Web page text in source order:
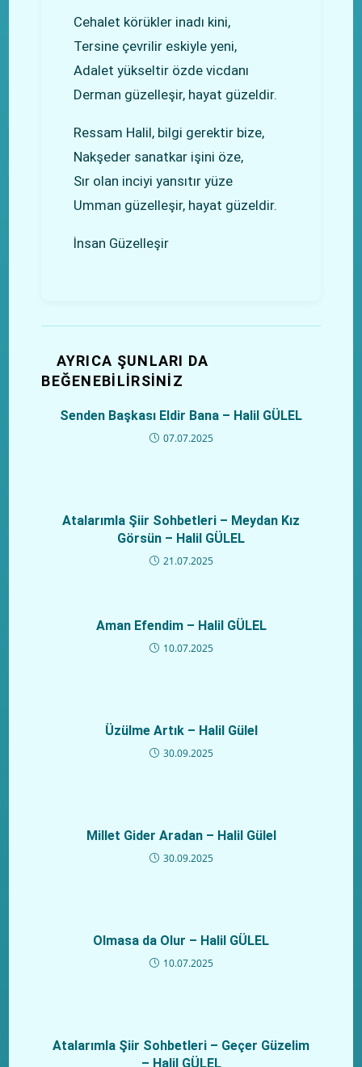
Cehalet körükler inadı kini,
Tersine çevrilir eskiyle yeni,
Adalet yükseltir özde vicdanı
Derman güzelleşir, hayat güzeldir.
Ressam Halil, bilgi gerektir bize,
Nakşeder sanatkar işini öze,
Sır olan inciyi yansıtır yüze
Umman güzelleşir, hayat güzeldir.
İnsan Güzelleşir
AYRICA ŞUNLARI DA
BEĞENEBILIRSINIZ
Senden Başkası Eldir Bana – Halil GÜLEL
07.07.2025
Atalarımla Şiir Sohbetleri – Meydan Kız
Görsün – Halil GÜLEL
21.07.2025
Aman Efendim – Halil GÜLEL
10.07.2025
Üzülme Artık – Halil Gülel
30.09.2025
Millet Gider Aradan – Halil Gülel
30.09.2025
Olmasa da Olur – Halil GÜLEL
10.07.2025
Atalarımla Şiir Sohbetleri – Geçer Güzelim
– Halil GÜLEL